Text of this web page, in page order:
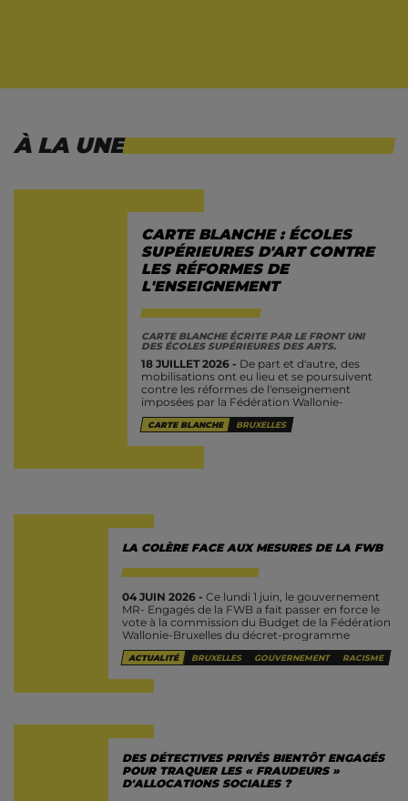
À LA UNE
CARTE BLANCHE : ÉCOLES
SUPÉRIEURES D'ART CONTRE
LES RÉFORMES DE
L'ENSEIGNEMENT
CARTE BLANCHE ÉCRITE PAR LE FRONT UNI
DES ÉCOLES SUPÉRIEURES DES ARTS.
18 JUILLET 2026 - De part et d'autre, des
mobilisations ont eu lieu et se poursuivent
contre les réformes de l'enseignement
imposées par la Fédération Wallonie-
Bruxelles et sa ministre Glatigny. Parmi les
personnes et...
CARTE BLANCHE BRUXELLES
LA COLÈRE FACE AUX MESURES DE LA FWB
04 JUIN 2026 - Ce lundi 1 juin, le gouvernement
MR- Engagés de la FWB a fait passer en force le
vote à la commission du Budget de la Fédération
Wallonie-Bruxelles du décret-programme
concernant...
ACTUALITÉ BRUXELLES GOUVERNEMENT RACISME
DES DÉTECTIVES PRIVÉS BIENTÔT ENGAGÉS
POUR TRAQUER LES « FRAUDEURS »
D'ALLOCATIONS SOCIALES ?